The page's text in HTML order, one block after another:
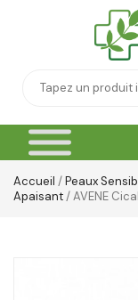
Accueil /Peaux
Apaisant/ AVENE